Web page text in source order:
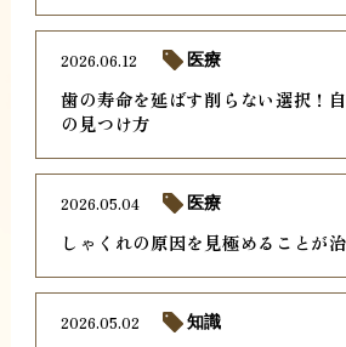
歯の寿命を延ばす削らない選択！
の見つけ方
2026.06.12 医療
しゃくれの原因を見極めることが
2026.05.04 医療
2026.05.02 知識